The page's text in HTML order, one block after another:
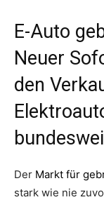
E-Auto
Neuer
den
Der Markt für
stark wie nie